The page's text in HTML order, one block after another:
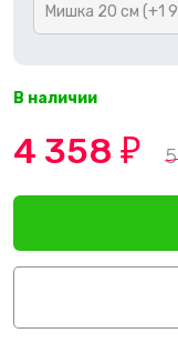
Мишка 20 см (+1
В наличии
4 358 ₽